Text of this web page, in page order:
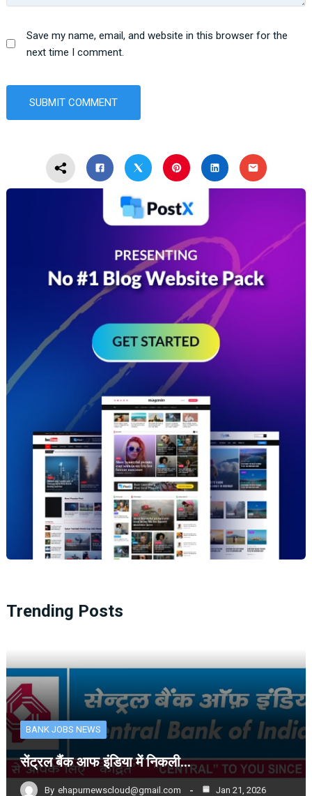
Save my name, email, and website in this browser for the
next time I comment.
Trending Posts
BANK JOBS NEWS
सेंट्रल बैंक आफ इंडिया में निकली…
By ehapurnewscloud@gmail.com Jan 21, 2026